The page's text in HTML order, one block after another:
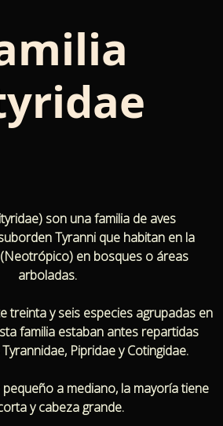
son una familia de aves
Tyranni que habitan en la
en bosques o áreas
arboladas.
treinta y seis especies agrupadas en
familia estaban antes repartidas
Pipridae y Cotingidae.
a mediano, la mayoría tiene
y cabeza grande.